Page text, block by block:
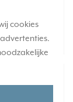
cookies
990 KO5